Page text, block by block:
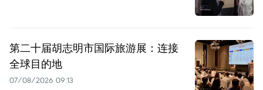
第二十届胡志明市国际旅游展：连接
全球目的地
07/08/2026 09:13